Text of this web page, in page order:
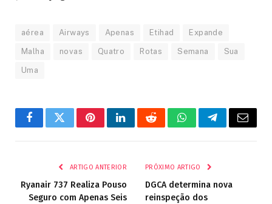
aérea Airways Apenas Etihad Expande
Malha novas Quatro Rotas Semana Sua
Uma
FacebookTwitterPinterestLinkedInRedditWhatsAppTelegrama
E-
ARTIGO ANTERIOR
Ryanair 737 Realiza Pouso
Seguro com Apenas Seis
PRÓXIMO ARTIGO
DGCA determina nova
reinspeção dos